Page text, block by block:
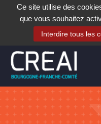
+33 (0)3 80 28 84 40
Contact
Ce site utilise des
que vous souhaitez
Interdire tous les